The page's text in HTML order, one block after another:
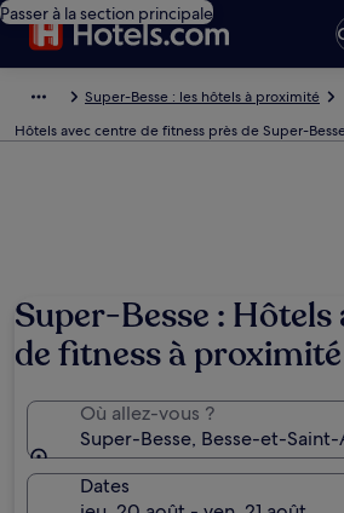
Passer à la section principale
Super-Besse : les hôtels à proximité
Hôtels avec centre de fitness près de Super-
Super-Besse : Hôtels
de fitness à proximité
Où allez-vous ?
Super-Besse, Besse-et-
Dates